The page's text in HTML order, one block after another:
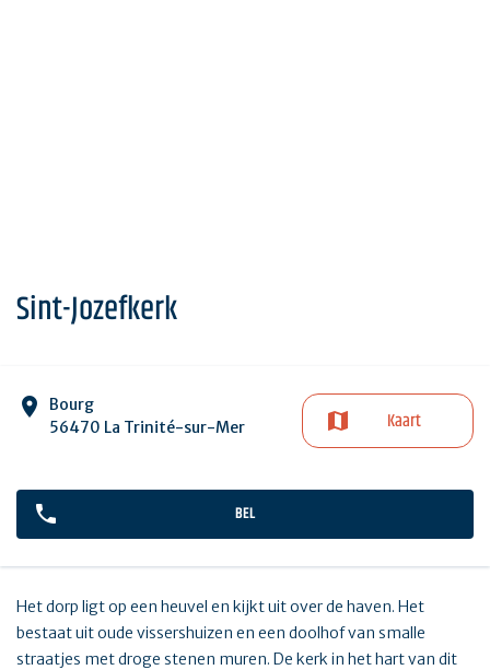
Sint-Jozefkerk
Bourg
56470 La Trinité-sur-Mer
Kaart
BEL
Het dorp ligt op een heuvel en kijkt uit over de haven. Het
bestaat uit oude vissershuizen en een doolhof van smalle
straatjes met droge stenen muren. De kerk in het hart van dit